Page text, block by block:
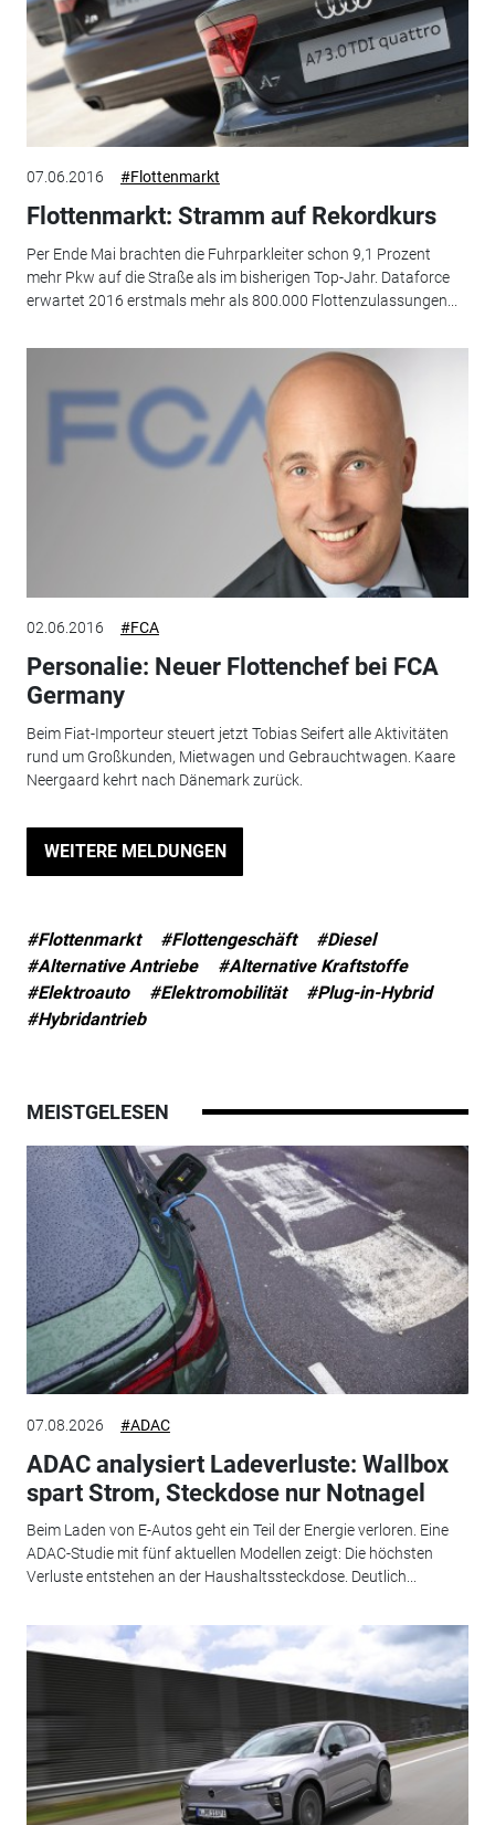
07.06.2016 #Flottenmarkt
Flottenmarkt: Stramm auf Rekordkurs
Per Ende Mai brachten die Fuhrparkleiter schon 9,1 Prozent
mehr Pkw auf die Straße als im bisherigen Top-Jahr. Dataforce
erwartet 2016 erstmals mehr als 800.000 Flottenzulassungen...
02.06.2016 #FCA
Personalie: Neuer Flottenchef bei FCA
Germany
Beim Fiat-Importeur steuert jetzt Tobias Seifert alle Aktivitäten
rund um Großkunden, Mietwagen und Gebrauchtwagen. Kaare
Neergaard kehrt nach Dänemark zurück.
WEITERE MELDUNGEN
#Flottenmarkt #Flottengeschäft
#Diesel
#Alternative Antriebe
#Alternative Kraftstoffe
#Elektroauto
#Elektromobilität
#Plug-in-Hybrid
#Hybridantrieb
MEISTGELESEN
07.08.2026 #ADAC
ADAC analysiert Ladeverluste: Wallbox
spart Strom, Steckdose nur Notnagel
Beim Laden von E-Autos geht ein Teil der Energie verloren. Eine
ADAC-Studie mit fünf aktuellen Modellen zeigt: Die höchsten
Verluste entstehen an der Haushaltssteckdose. Deutlich...